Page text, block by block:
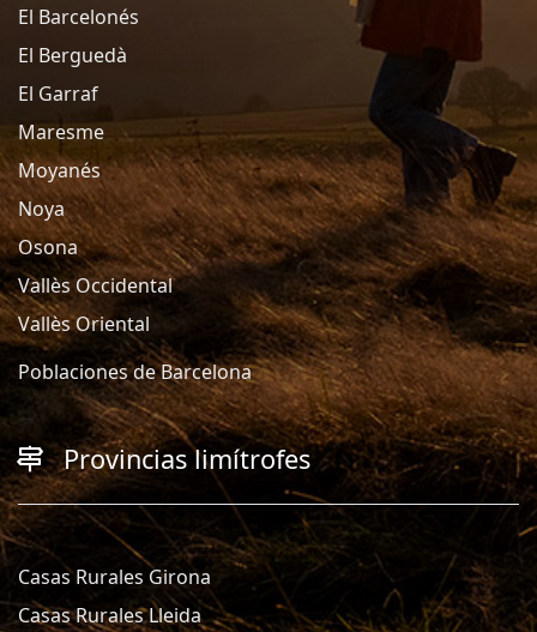
El Barcelonés
El Berguedà
El Garraf
Maresme
Moyanés
Noya
Osona
Vallès Occidental
Vallès Oriental
Poblaciones de Barcelona
Provincias limítrofes
Casas Rurales Girona
Casas Rurales Lleida